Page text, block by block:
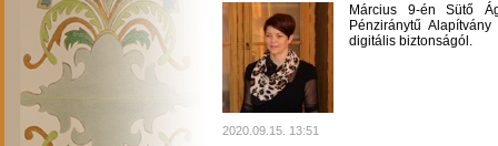
Március 9-én Sütő
Pénziránytű
digitális biztonságól.
2020.09.15. 13:51